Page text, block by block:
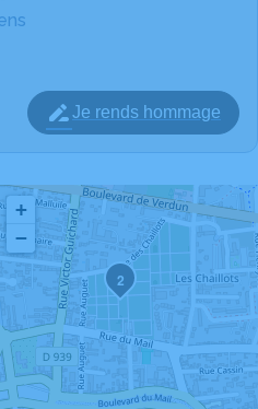
Je rends hommage
2
+
−